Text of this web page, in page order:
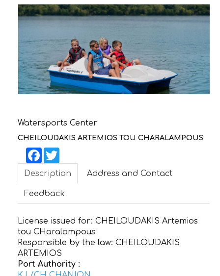
ORGANISATION
EDUCATION
SPECIAL INITIATIVES
SAFETY TIPS
SUPPORT US
Watersports Center
CHEILOUDAKIS ARTEMIOS TOU CHARALAMPOUS
Facebook
Description Address and Contact
Feedback
License issued for:CHEILOUDAKIS Artemios
tou CHaralampous
Responsible by the law:CHEILOUDAKIS
ARTEMIOS
Port Authority :